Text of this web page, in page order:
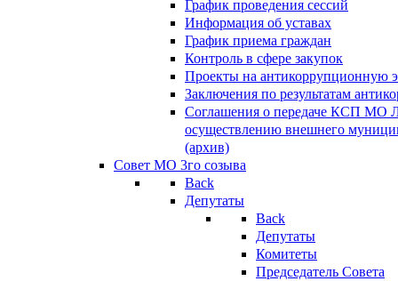
График проведения сессий
Информация об уставах
График приема граждан
Контроль в сфере закупок
Проекты на антикоррупционную
Заключения по результатам
Соглашения о передаче КСП МО
осуществлению внешнего
(архив)
Совет МО 3го созыва
Back
Депутаты
Back
Депутаты
Комитеты
Председатель Совета